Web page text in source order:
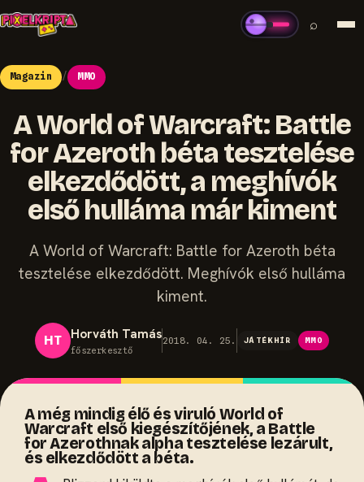
⌕
Magazin / MMO
A World of Warcraft: Battle
for Azeroth béta tesztelése
elkezdődött, a meghívók
első hulláma már kiment
A World of Warcraft: Battle for Azeroth béta
tesztelése elkezdődött. Meghívók első hulláma
kiment.
HT Horváth Tamás
főszerkesztő
2018. 04. 25. JÁTÉKHÍR MMO
A még mindig élő és viruló World of
Warcraft első kiegészítőjének, a Battle
for Azerothnak alpha tesztelése lezárult,
és elkezdődött a béta.